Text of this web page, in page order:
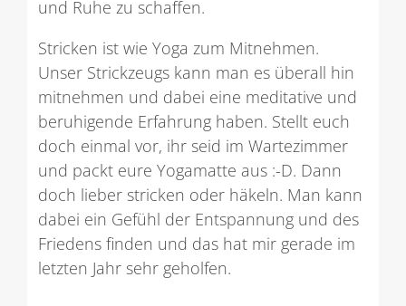
und Ruhe zu schaffen.
Stricken ist wie Yoga zum Mitnehmen.
Unser Strickzeugs kann man es überall hin
mitnehmen und dabei eine meditative und
beruhigende Erfahrung haben. Stellt euch
doch einmal vor, ihr seid im Wartezimmer
und packt eure Yogamatte aus :-D. Dann
doch lieber stricken oder häkeln. Man kann
dabei ein Gefühl der Entspannung und des
Friedens finden und das hat mir gerade im
letzten Jahr sehr geholfen.